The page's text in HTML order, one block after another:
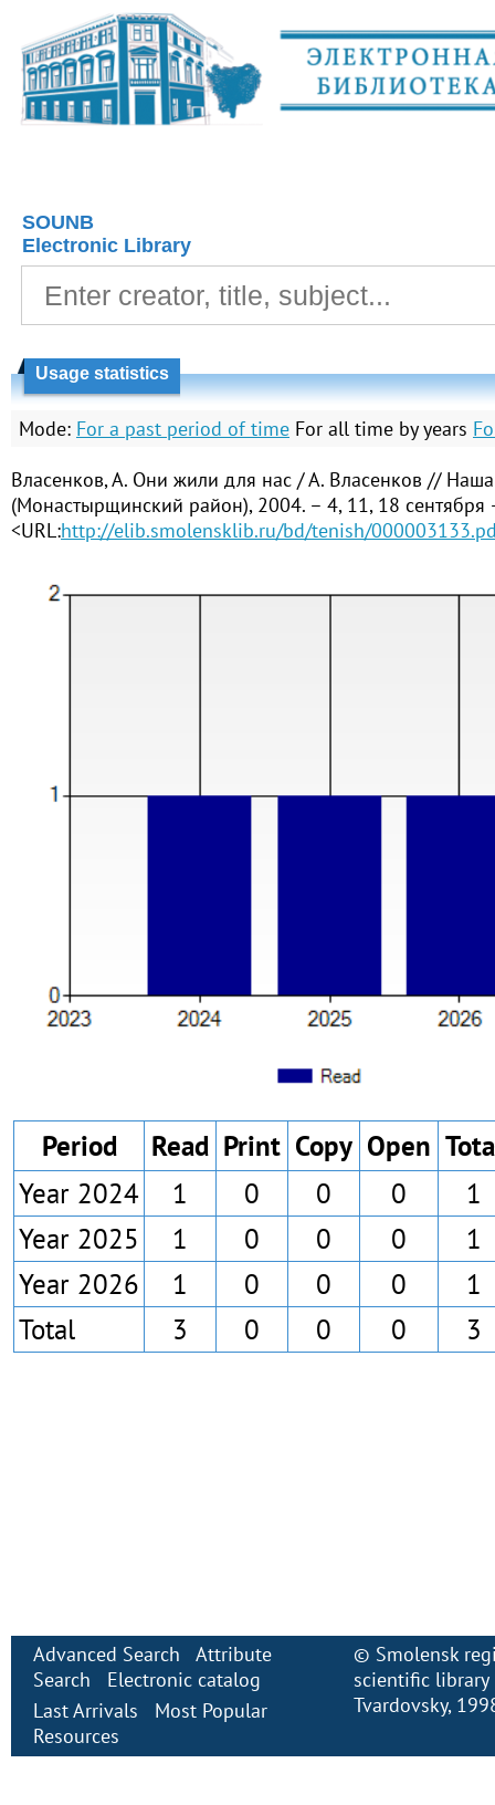
SOUNB
Electronic Library
Usage statistics
Mode: For a past period of time For all time by years
Власенков, А. Они жили для нас / А. Власенков //
(Монастырщинский район), 2004. – 4, 11, 18 сентября
<URL:http://elib.smolensklib.ru/bd/tenish/
Period Read Print Copy Open
Year 2024
1 0 0 0
1
Year 2025
1 0 0 0
1
Year 2026
1 0 0 0
1
Total
3 0 0 0 3
Advanced Search
Attribute
Search
Electronic сatalog
Last Arrivals
Most Popular
Resources
© Smolensk
scientific library
Tvardovsky,